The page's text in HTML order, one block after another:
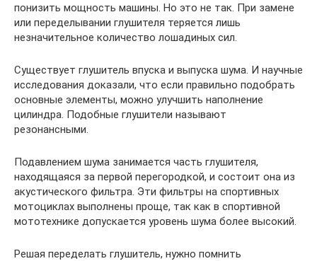
понизить мощность машины. Но это не так. При замене
или переделывании глушителя теряется лишь
незначительное количество лошадиных сил.
Существует глушитель впуска и выпуска шума. И научные
исследования доказали, что если правильно подобрать
основные элементы, можно улучшить наполнение
цилиндра. Подобные глушители называют
резонансными.
Подавлением шума занимается часть глушителя,
находящаяся за первой перегородкой, и состоит она из
акустического фильтра. Эти фильтры на спортивных
мотоциклах выполнены проще, так как в спортивной
мототехнике допускается уровень шума более высокий.
Решая переделать глушитель, нужно помнить